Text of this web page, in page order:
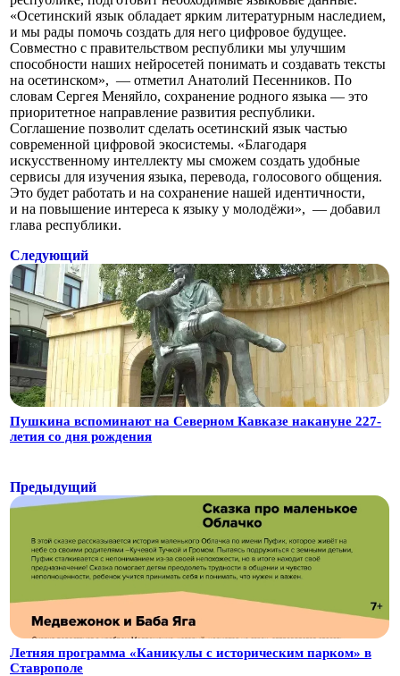
«Осетинский язык обладает ярким литературным наследием,
и мы рады помочь создать для него цифровое будущее.
Совместно с правительством республики мы улучшим
способности наших нейросетей понимать и создавать тексты
на осетинском», — отметил Анатолий Песенников. По
словам Сергея Меняйло, сохранение родного языка — это
приоритетное направление развития республики.
Соглашение позволит сделать осетинский язык частью
современной цифровой экосистемы. «Благодаря
искусственному интеллекту мы сможем создать удобные
сервисы для изучения языка, перевода, голосового общения.
Это будет работать и на сохранение нашей идентичности,
и на повышение интереса к языку у молодёжи», — добавил
глава республики.
Следующий
Пушкина вспоминают на Северном Кавказе накануне 227-
летия со дня рождения
Предыдущий
Летняя программа «Каникулы с историческим парком» в
Ставрополе